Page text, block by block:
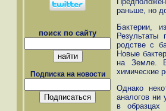
поиск по сайту
Подписка на новости
раньше, но
Бактерии,
Результаты
родстве с
Новые
на Земле. В
химические
Однако
аналогов ни
в образцах